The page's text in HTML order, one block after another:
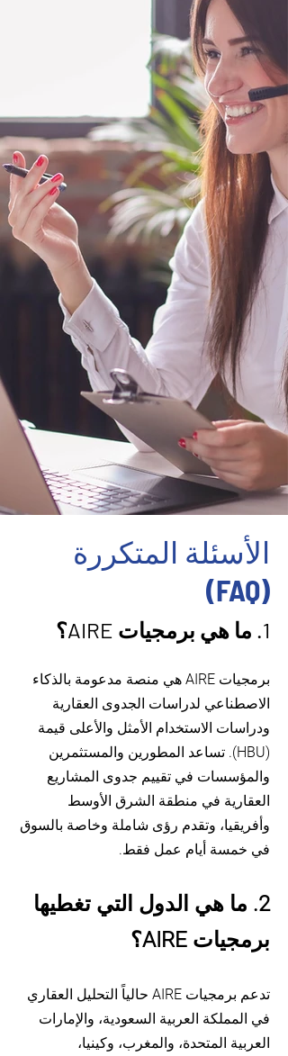
الأسئلة المتكررة
(FAQ)
1. ما هي برمجيات AIRE؟
برمجيات AIRE هي منصة مدعومة بالذكاء
الاصطناعي لدراسات الجدوى العقارية
ودراسات الاستخدام الأمثل والأعلى قيمة
(HBU). تساعد المطورين والمستثمرين
والمؤسسات في تقييم جدوى المشاريع
العقارية في منطقة الشرق الأوسط
وأفريقيا، وتقدم رؤى شاملة وخاصة بالسوق
في خمسة أيام عمل فقط.
2. ما هي الدول التي تغطيها
برمجيات AIRE؟
تدعم برمجيات AIRE حالياً التحليل العقاري
في المملكة العربية السعودية، والإمارات
العربية المتحدة، والمغرب، وكينيا،